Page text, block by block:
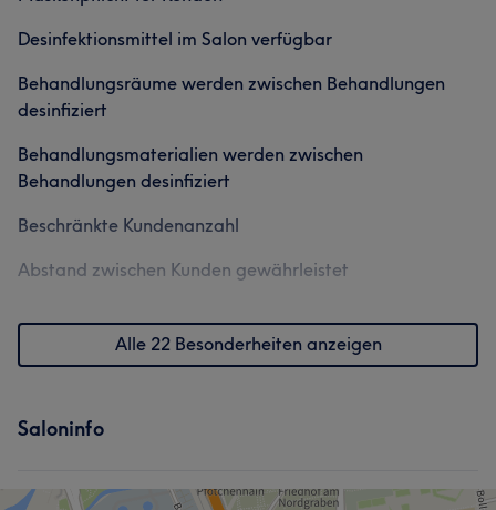
Desinfektionsmittel im Salon verfügbar
Behandlungsräume werden zwischen Behandlungen
desinfiziert
Behandlungsmaterialien werden zwischen
Behandlungen desinfiziert
Beschränkte Kundenanzahl
Abstand zwischen Kunden gewährleistet
Alle 22 Besonderheiten anzeigen
Saloninfo